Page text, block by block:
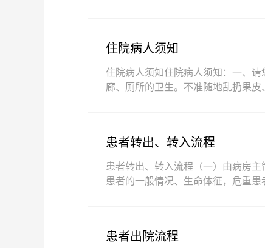
住院病人须知
住院病人须知住院病人须知：一、
廊、厕所的卫生。不准随地乱扔果
患者转出、转入流程
患者转出、转入流程（一）由病房
患者的一般情况、生命体征，危重
患者出院流程